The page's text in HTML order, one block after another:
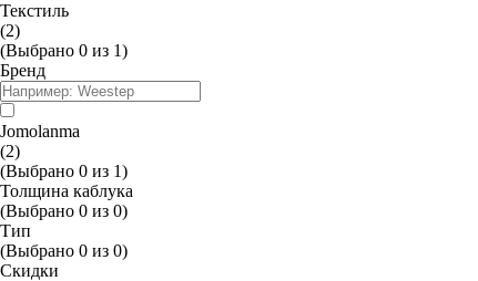
Текстиль
(2)
(Выбрано 0 из 1)
Бренд
Jomolanma
(2)
(Выбрано 0 из 1)
Толщина каблука
(Выбрано 0 из 0)
Тип
(Выбрано 0 из 0)
Скидки